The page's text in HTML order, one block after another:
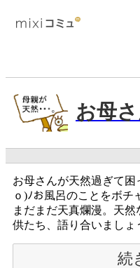
お母
お母さんが天然過ぎて困
ｏ)ﾉお風呂のことをボチ
まだまだ天真爛漫。天
供たち、語り合いましょ
続